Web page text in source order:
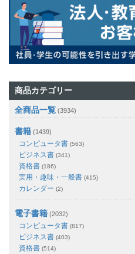
商品カテゴリー
全商品一覧 (3934)
書籍 (1439)
コンピュータ書 (563)
ビジネス書 (341)
資格書 (186)
実用・趣味・一般書 (415)
カレンダー (2)
電子書籍 (2032)
コンピュータ書 (817)
ビジネス書 (403)
資格書 (514)